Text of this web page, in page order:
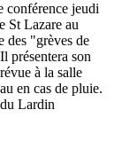
conférence jeudi
St Lazare au
des "grèves de
présentera son
à la salle
en cas de pluie.
Lardin